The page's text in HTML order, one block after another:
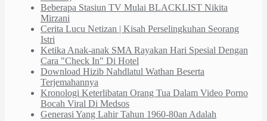
Beberapa Stasiun TV Mulai BLACKLIST Nikita
Mirzani
Cerita Lucu Netizan | Kisah Perselingkuhan Seorang
Istri
Ketika Anak-anak SMA Rayakan Hari Spesial Dengan
Cara "Check In" Di Hotel
Download Hizib Nahdlatul Wathan Beserta
Terjemahannya
Kronologi Keterlibatan Orang Tua Dalam Video Porno
Bocah Viral Di Medsos
Generasi Yang Lahir Tahun 1960-80an Adalah